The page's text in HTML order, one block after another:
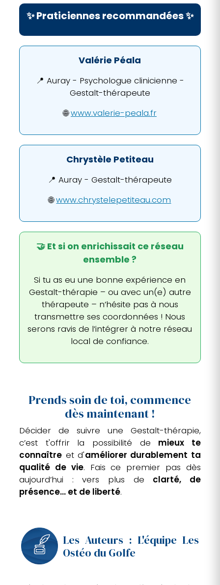
✨ Praticiennes recommandées ✨
Valérie Péala
📍 Auray - Psychologue clinicienne -
Gestalt-thérapeute
🌐www.valerie-peala.fr
Chrystèle Petiteau
📍 Auray - Gestalt-thérapeute
🌐www.chrystelepetiteau.com
🤝 Et si on enrichissait ce réseau
ensemble ?
Si tu as eu une bonne expérience en
Gestalt-thérapie – ou avec un(e) autre
thérapeute – n’hésite pas à nous
transmettre ses coordonnées ! Nous
serons ravis de l’intégrer à notre réseau
local de confiance.
Prends soin de toi, commence
dès maintenant !
Décider de suivre une Gestalt-thérapie,
c’est t'offrir la possibilité de mieux te
connaître et d'améliorer durablement ta
qualité de vie. Fais ce premier pas dès
aujourd’hui : vers plus de clarté, de
présence… et de liberté.
Les Auteurs : L'équipe Les
Ostéo du Golfe